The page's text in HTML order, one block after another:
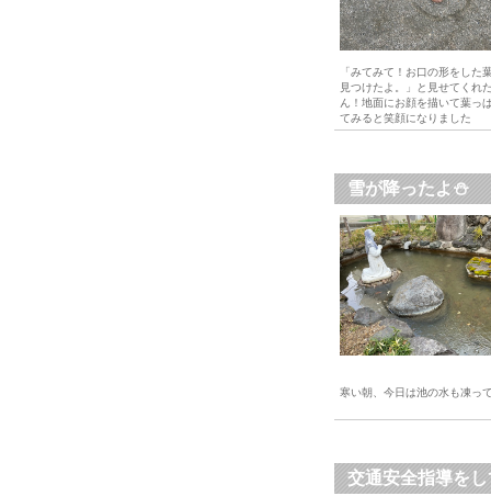
「みてみて！お口の形をした
見つけたよ。」と見せてくれ
ん！地面にお顔を描いて葉っ
てみると笑顔になりました
雪が降ったよ⛄
寒い朝、今日は池の水も凍っ
交通安全指導を